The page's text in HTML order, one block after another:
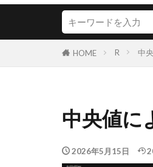
HOME R 中
中央値に
2026年5月15日